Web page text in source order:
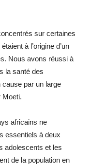
sur certaines
à l’origine d’un
Nous avons réussi à
la santé des
par un large
Moeti.
africains ne
essentiels à deux
adolescents et les
de la population en